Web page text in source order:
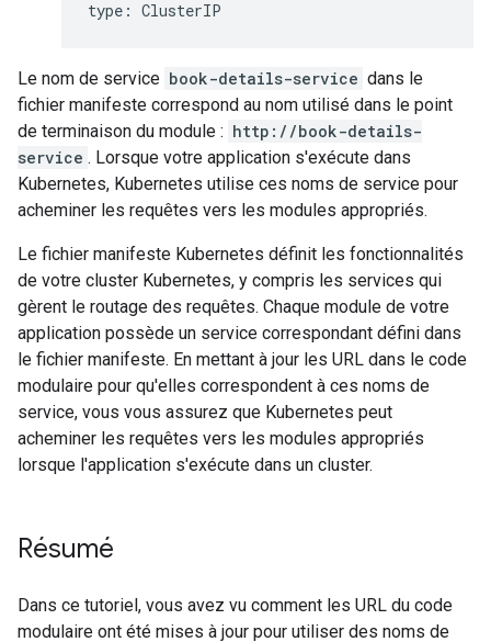
Le nom de service book-details-service dans le
fichier manifeste correspond au nom utilisé dans le point
de terminaison du module : http://book-details-
service . Lorsque votre application s'exécute dans
Kubernetes, Kubernetes utilise ces noms de service pour
acheminer les requêtes vers les modules appropriés.
Le fichier manifeste Kubernetes définit les fonctionnalités
de votre cluster Kubernetes, y compris les services qui
gèrent le routage des requêtes. Chaque module de votre
application possède un service correspondant défini dans
le fichier manifeste. En mettant à jour les URL dans le code
modulaire pour qu'elles correspondent à ces noms de
service, vous vous assurez que Kubernetes peut
acheminer les requêtes vers les modules appropriés
lorsque l'application s'exécute dans un cluster.
Résumé
Dans ce tutoriel, vous avez vu comment les URL du code
modulaire ont été mises à jour pour utiliser des noms de